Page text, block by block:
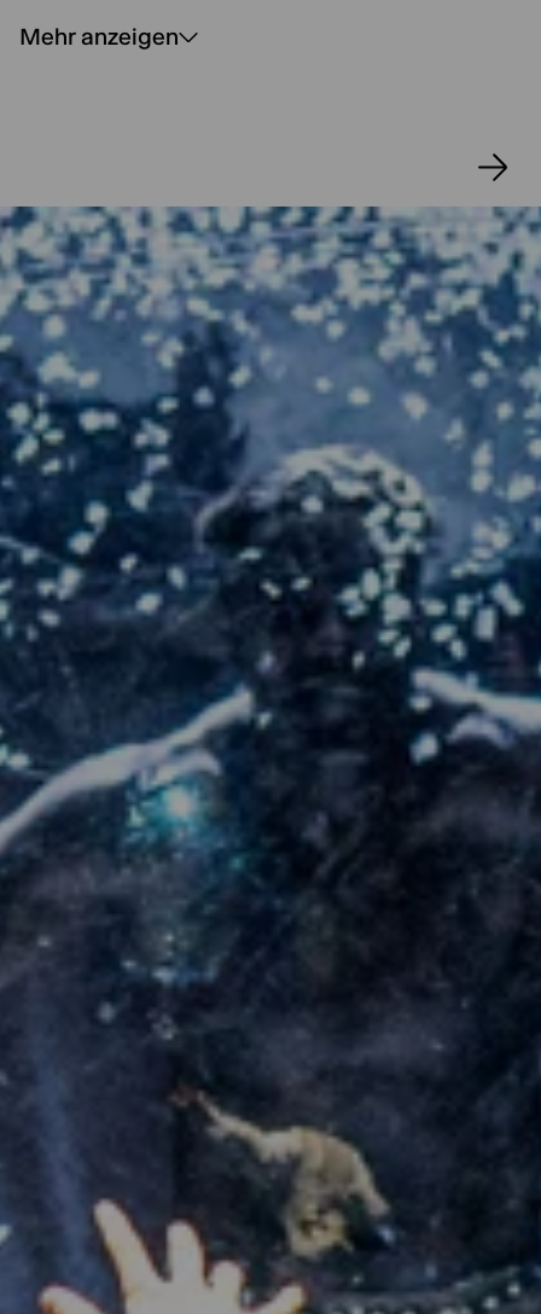
In Serebrennikovs Inszenierung wird der
existenzielles Cabaret zwischen Märchen und
Dystopie und führt das Publikum in einen
sinnlichen Kontrollverlust.
Eine Produktion des Düsseldorfer
Schauspielhauses mit den Salzburger
Festspielen und Kirill & Friends Company
Mit:FELIX KNOPP, FILIPP AVDEEV, SONJA
BEIẞWENGER, YANG GE, BELENDJWA PETER,
MIKHAIL POLIAKOV, SLAVA SERDIUCHENKO,
VARVARA SHMYKOVA, CLAUDIUS STEFFENS
Regie, Bühne und Kostüm
KIRILL
SEREBRENNIKOVBühne und Kostüm
VLAD
OGAY
Musik, Komposition
ALEXANDER
MANOTSKOVMusikalische Leitung
DANIIL
ORLOVChoreografie
EVGENY KULAGIN, IVAN
ESTEGNEEVVideodesign
ILYA SHAGALOV
LichtdesignSERGEJ KUCHAR Sounddesign
und Ton
VIACHESLAV KASIANOV
Künstlerische
Produktionsleitung
ALINA
ALESHCHENKO
Dramaturgie
BIRGIT LENGERS,
ANNA SHALASHOVA
ELIZAWETA VEPRINSKAYA
MALIKA MAMINOVA
Live-Kamera
FROL
PODLESNYI
Mehr anzeigen